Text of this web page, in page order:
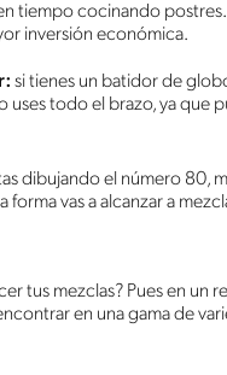
tiempo cocinando
inversión económica.
si tienes un batidor de
uses todo el brazo, ya que
dibujando el número 80,
forma vas a alcanzar a
tus mezclas? Pues en
en una gama de